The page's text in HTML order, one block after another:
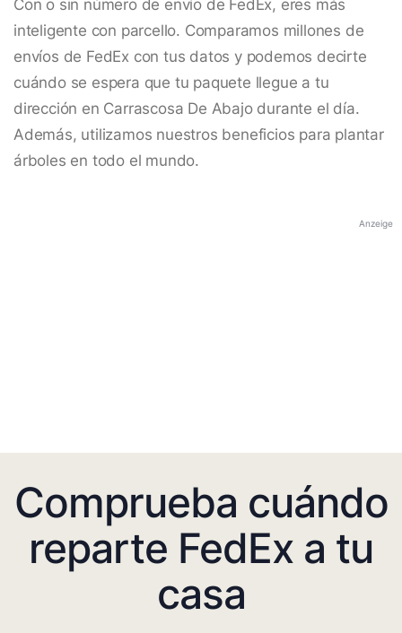
Con o sin número de envío de FedEx, eres más
inteligente con parcello. Comparamos millones de
envíos de FedEx con tus datos y podemos decirte
cuándo se espera que tu paquete llegue a tu
dirección en Carrascosa De Abajo durante el día.
Además, utilizamos nuestros beneficios para plantar
árboles en todo el mundo.
Anzeige
Comprueba cuándo
reparte FedEx a tu
casa